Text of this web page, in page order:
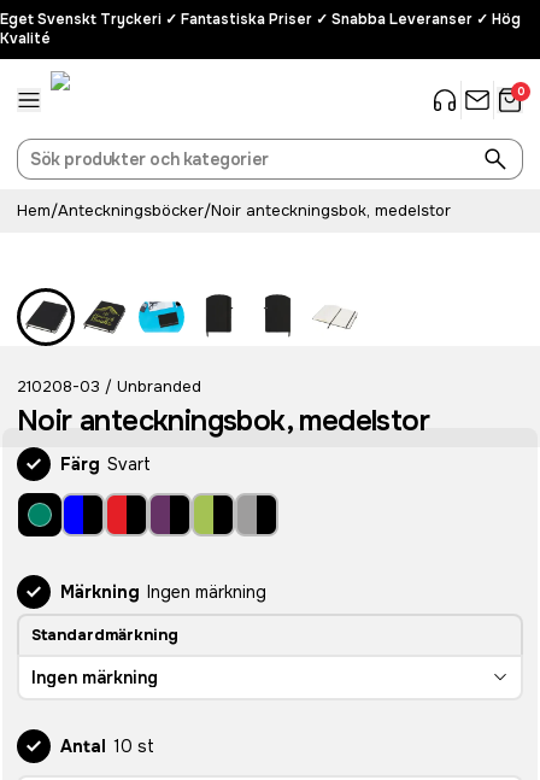
Eget Svenskt Tryckeri ✓ Fantastiska Priser ✓ Snabba Leveranser ✓ Hög
Kvalité
0
Hem/Anteckningsböcker/Noir anteckningsbok, medelstor
210208-03 / Unbranded
Noir anteckningsbok, medelstor
Färg Svart
Märkning Ingen märkning
Standardmärkning
Ingen märkning
Antal 10 st